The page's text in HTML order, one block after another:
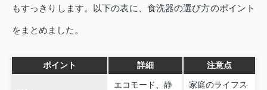
もすっきりします。以下の表に、食洗器の選び方のポイント
をまとめました。
ポイント 詳細 注意点
エコモード、静
家庭のライフス